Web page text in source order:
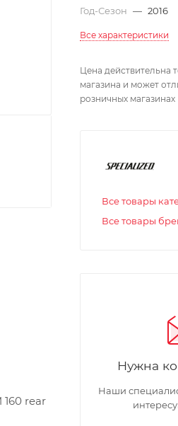
rear
Год-Сезон — 2016
Все характеристики
Цена действительна
магазина и может
розничных магазинах
Все товары
Все товары
Нужна
Наши